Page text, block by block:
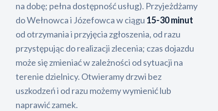
na dobę; pełna dostępność usług). Przyjeżdżamy
do Wełnowca i Józefowca w ciągu 15-30 minut
od otrzymania i przyjęcia zgłoszenia, od razu
przystępując do realizacji zlecenia; czas dojazdu
może się zmieniać w zależności od sytuacji na
terenie dzielnicy. Otwieramy drzwi bez
uszkodzeń i od razu możemy wymienić lub
naprawić zamek.